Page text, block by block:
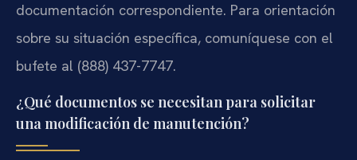
documentación correspondiente. Para orientación
sobre su situación específica, comuníquese con el
bufete al (888) 437-7747.
¿Qué documentos se necesitan para solicitar
una modificación de manutención?